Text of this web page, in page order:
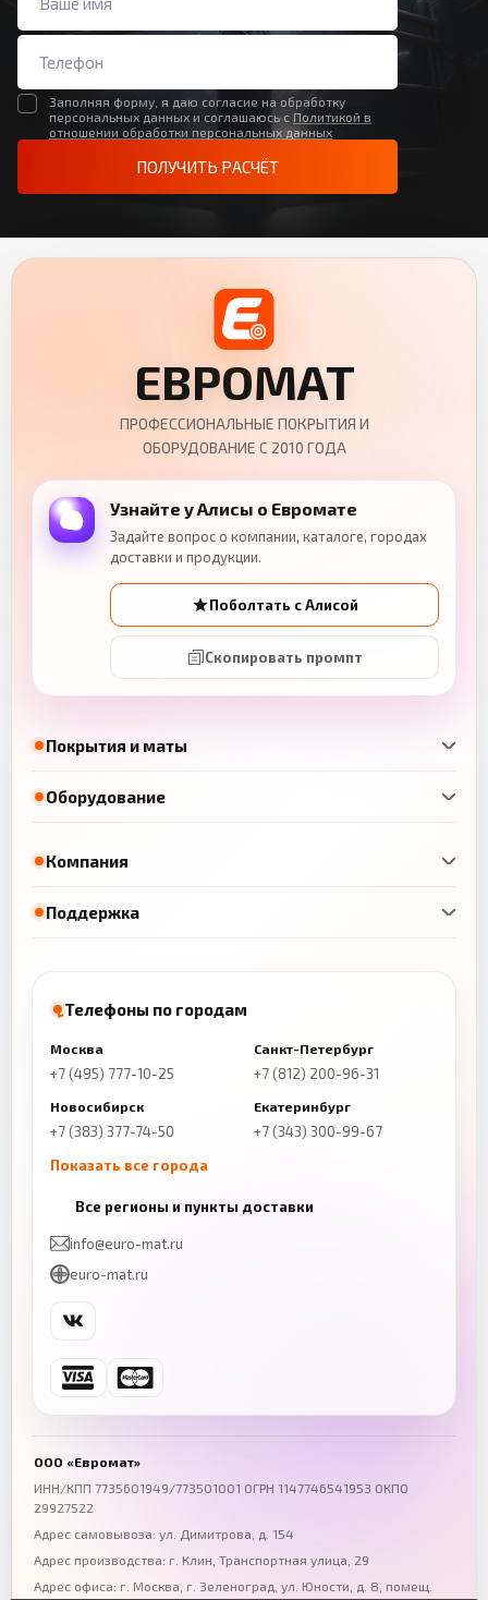
Заполняя форму, я даю согласие на обработку
персональных данных и соглашаюсь с Политикой в
отношении обработки персональных данных
ПОЛУЧИТЬ РАСЧЁТ
Покрытия и маты
Оборудование
ЕВРОМАТ
ПРОФЕССИОНАЛЬНЫЕ ПОКРЫТИЯ И
ОБОРУДОВАНИЕ С 2010 ГОДА
Узнайте у Алисы о Евромате
Задайте вопрос о компании, каталоге, городах
доставки и продукции.
Поболтать с Алисой
Скопировать промпт
Компания
Поддержка
Телефоны по городам
Москва
+7 (495) 777-10-25
Санкт-Петербург
+7 (812) 200-96-31
Новосибирск
+7 (383) 377-74-50
Екатеринбург
+7 (343) 300-99-67
Показать все города
+7 (843) 206-01-30
Челябинск
+7 (343) 300-99-67
Ростов-на-Дону
+7 (863) 333-50-75
Волгоград
+7 (844) 261-36-12
Омск
Все регионы и пункты доставки
info@euro-mat.ru
euro-mat.ru
ООО «Евромат»
ИНН/КПП 7735601949/773501001 ОГРН 1147746541953 ОКПО
29927522
Адрес самовывоза: ул. Димитрова, д. 154
Адрес производства: г. Клин, Транспортная улица, 29
Адрес офиса: г. Москва, г. Зеленоград ул. Юности, д. 8, помещ.